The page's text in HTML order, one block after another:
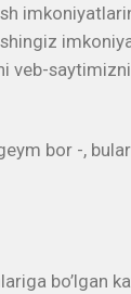
veb-
bor -,
bo’lgan